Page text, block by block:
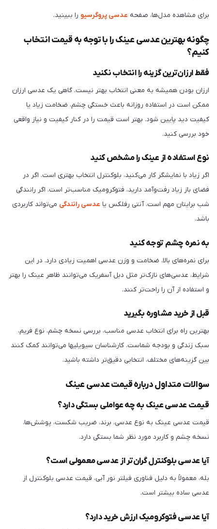
برای مشاهده مدل‌ها، صفحه عدسی پروگرسیو را ببینید.
چگونه بهترین عدسی عینک را با توجه به قیمت انتخاب
کنیم؟
فقط ارزان‌ترین گزینه را انتخاب نکنید
ارزان بودن همیشه به معنی انتخاب بهتر نیست. گاهی یک عدسی ارزان
ممکن است در استفاده روزانه باعث خستگی چشم، ضخامت زیاد یا
کیفیت دید پایین شود. بهتر است قیمت را در کنار کیفیت و نیاز واقعی
خود بررسی کنید.
نوع استفاده از عینک را مشخص کنید
اگر زیاد با نمایشگر کار می‌کنید، بلوکنترل انتخاب بهتری است. اگر در
فضای باز زیاد رفت‌وآمد دارید، فتوکرومیک مناسب‌تر است. اگر رانندگی
شب برایتان مهم است، آنتی رفلکس یا عدسی رانندگی می‌تواند کاربردی
باشد.
به نمره چشم توجه کنید
برای نمره‌های بالا، ضخامت و وزن عدسی اهمیت زیادی دارد. در این
شرایط، عدسی‌های نازک‌تر مثل دبل آسفریک می‌توانند ظاهر عینک را بهتر
و استفاده از آن را راحت‌تر کنند.
قبل از خرید مشاوره بگیرید
بهترین راه برای انتخاب عدسی مناسب، بررسی نسخه چشم، نوع فریم،
سبک زندگی و بودجه شماست. کارشناسان سیویلیها می‌توانند کمک کنند
بین گزینه‌های مختلف، انتخابی دقیق‌تر داشته باشید.
سوالات متداول درباره قیمت عدسی عینک
قیمت عدسی عینک به چه عواملی بستگی دارد؟
قیمت عدسی عینک به نوع عدسی، برند، ضریب شکست، پوشش‌ها،
نسخه چشم و کاربرد مورد نظر شما بستگی دارد.
آیا عدسی بلوکنترل گران‌تر از عدسی معمولی است؟
بله، معمولاً به دلیل فناوری فیلتر نور آبی، قیمت عدسی بلوکنترل از
عدسی ساده بیشتر است.
آیا عدسی فتوکرومیک ارزش خرید دارد؟